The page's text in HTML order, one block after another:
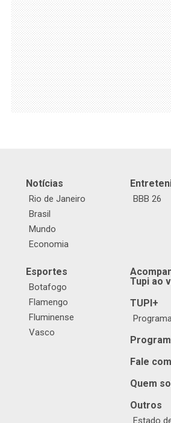
Notícias
Rio de Janeiro
Brasil
Mundo
Economia
BBB 26
Esportes
Botafogo
Flamengo
Fluminense
Vasco
Tupi ao
TUPI+
Fale
Quem
Outros
Estado